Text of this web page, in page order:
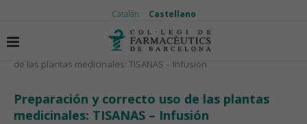
Catalán Castellano
Inicio Plantas medicinales
Preparación y correcto uso
de las plantas medicinales: TISANAS – Infusión
Preparación y correcto uso de las plantas
medicinales: TISANAS – Infusión